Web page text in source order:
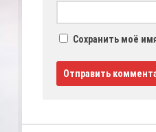
Сохранить моё